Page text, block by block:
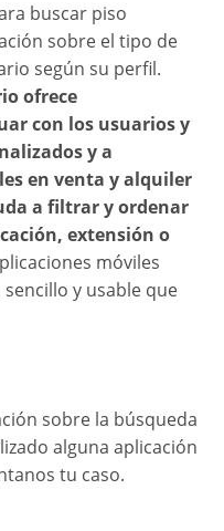
buscar piso
sobre el tipo de
según su perfil.
ofrece
con los usuarios y
y a
en venta y alquiler
a filtrar y ordenar
extensión o
móviles
y usable que
sobre la búsqueda
alguna aplicación
tu caso.